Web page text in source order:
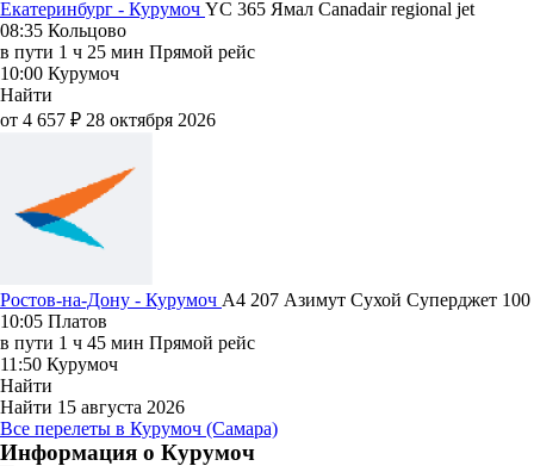
Екатеринбург - Курумоч YC 365 Ямал Canadair regional jet
08:35 Кольцово
в пути 1 ч 25 мин Прямой рейс
10:00 Курумоч
Найти
от 4 657 ₽ 28 октября 2026
Ростов-на-Дону - Курумоч A4 207 Азимут Сухой Суперджет 100
10:05 Платов
в пути 1 ч 45 мин Прямой рейс
11:50 Курумоч
Найти
Найти 15 августа 2026
Все перелеты в Курумоч (Самара)
Информация о Курумоч